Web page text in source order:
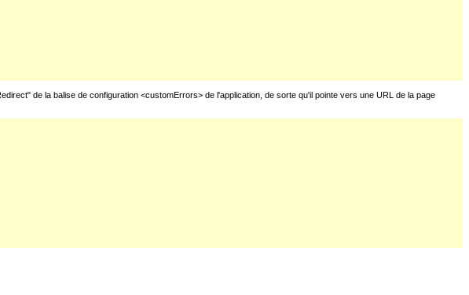
de la balise de configuration <customErrors> de l'application, de sorte qu'il pointe vers une URL de la page